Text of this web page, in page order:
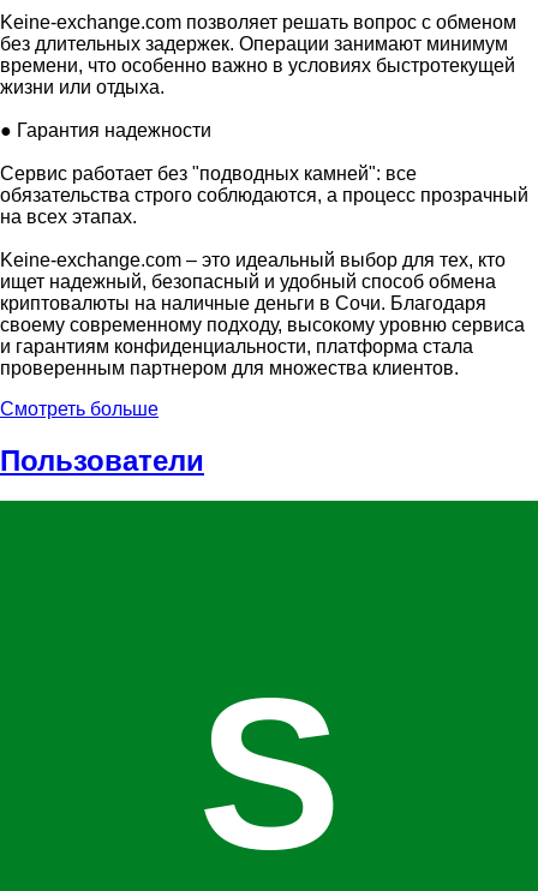
Keine-exchange.com позволяет решать вопрос с обменом
без длительных задержек. Операции занимают минимум
времени, что особенно важно в условиях быстротекущей
жизни или отдыха.
● Гарантия надежности
Сервис работает без "подводных камней": все
обязательства строго соблюдаются, а процесс прозрачный
на всех этапах.
Keine-exchange.com – это идеальный выбор для тех, кто
ищет надежный, безопасный и удобный способ обмена
криптовалюты на наличные деньги в Сочи. Благодаря
своему современному подходу, высокому уровню сервиса
и гарантиям конфиденциальности, платформа стала
проверенным партнером для множества клиентов.
Смотреть больше
Пользователи
S